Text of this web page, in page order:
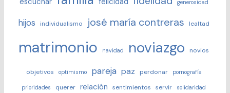
generosidad
hijos individualismo josé maría contreras lealtad
matrimonio navidad noviazgo novios
objetivos optimismo pareja paz perdonar pornografía
prioridades querer relación sentimientos servir solidaridad